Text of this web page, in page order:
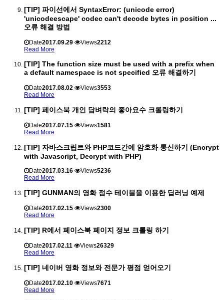
[TIP] 파이선에서 SyntaxError: (unicode error)
'unicodeescape' codec can't decode bytes in position ...
오류 해결 방법
Date2017.09.29 Views2212
Read More
[TIP] The function size must be used with a prefix when
a default namespace is not specified 오류 해결하기
Date2017.08.02 Views3553
Read More
[TIP] 페이스북 개인 담벼락의 좋아요수 크롤링하기
Date2017.07.15 Views1581
Read More
[TIP] 자바스크립트와 PHP코드간에 암호화 통신하기 (Encrypt
with Javascript, Decrypt with PHP)
Date2017.03.16 Views5236
Read More
[TIP] GUNMAN의 영화 점수 테이블을 이용한 딥러닝 예제
Date2017.02.15 Views2300
Read More
[TIP] R에서 페이스북 페이지 정보 크롤링 하기
Date2017.02.11 Views26329
Read More
[TIP] 네이버 영화 정보와 전문가 평점 얻어오기
Date2017.02.10 Views7671
Read More